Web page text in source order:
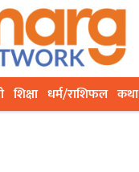
शिक्षा धर्म/राशिफल कथा